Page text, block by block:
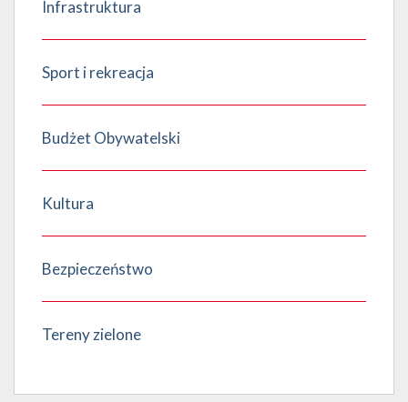
Infrastruktura
Sport i rekreacja
Budżet Obywatelski
Kultura
Bezpieczeństwo
Tereny zielone